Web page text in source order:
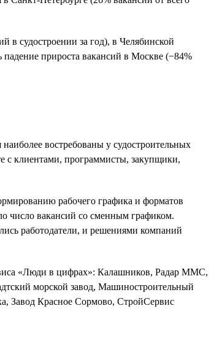
в судостроении за год), в Челябинской
прироста вакансий в Москве (−84%
востребованы у судостроительных
с клиентами, программисты, закупщики,
рабочего графика и форматов
число вакансий со сменным графиком.
работодатели, и решениями компаний
«Люди в цифрах»: Калашников, Радар ММС,
морской завод, Машиностроительный
Завод Красное Сормово, СтройСервис